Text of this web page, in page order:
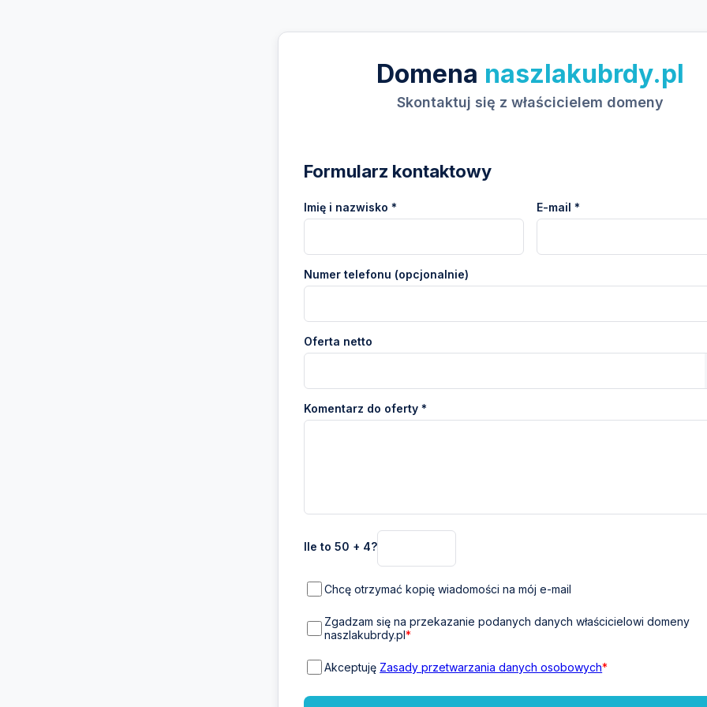
Domena naszlakubrdy.pl
Skontaktuj się z właścicielem domeny
Formularz kontaktowy
Imię i nazwisko * E-mail *
Numer telefonu (opcjonalnie)
Oferta netto
Komentarz do oferty *
Ile to 50 + 4?
Chcę otrzymać kopię wiadomości na mój e-mail
Zgadzam się na przekazanie podanych danych właścicielowi domeny
naszlakubrdy.pl*
Akceptuję Zasady przetwarzania danych osobowych*